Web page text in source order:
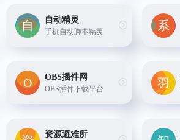
自动精灵
手机自动脚本精灵
OBS插件网
OBS插件下载平台
资源避难所